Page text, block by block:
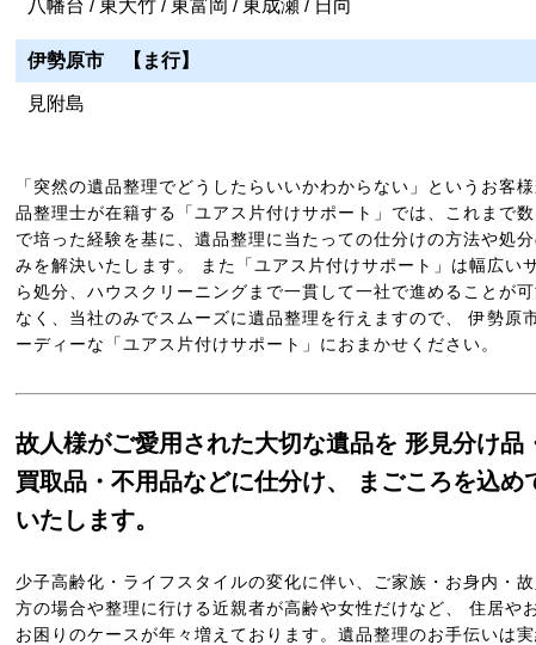
八幡台 / 東大竹 / 東富岡 / 東成瀬 / 日向
伊勢原市 【ま行】
見附島
「突然の遺品整理でどうしたらいいかわからない」というお客
品整理士が在籍する「ユアス片付けサポート」では、これまで
で培った経験を基に、遺品整理に当たっての仕分けの方法や処
みを解決いたします。 また「ユアス片付けサポート」は幅広い
ら処分、ハウスクリーニングまで一貫して一社で進めることが
なく、当社のみでスムーズに遺品整理を行えますので、 伊勢原
ーディーな「ユアス片付けサポート」におまかせください。
故人様がご愛用された大切な遺品を 形見分け品
買取品・不用品などに仕分け、 まごころを込め
いたします。
少子高齢化・ライフスタイルの変化に伴い、ご家族・お身内・
方の場合や整理に行ける近親者が高齢や女性だけなど、 住居や
お困りのケースが年々増えております。遺品整理のお手伝いは